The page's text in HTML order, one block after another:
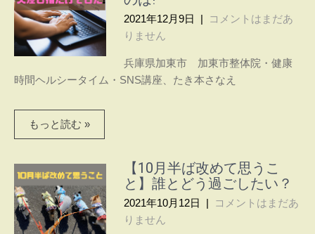
ル
シー
タ
心と
体を
癒
す。
ッチ
で
腰・
膝・
肩の
2021年12月9日
コメントはまだあ
りません
兵庫県加東市 加東市整体院・健康
時間ヘルシータイム・SNS講座、たき本さなえ
もっと読む »
【10月半ば改めて思うこ
と】誰とどう過ごしたい？
2021年10月12日
コメントはまだあ
りません